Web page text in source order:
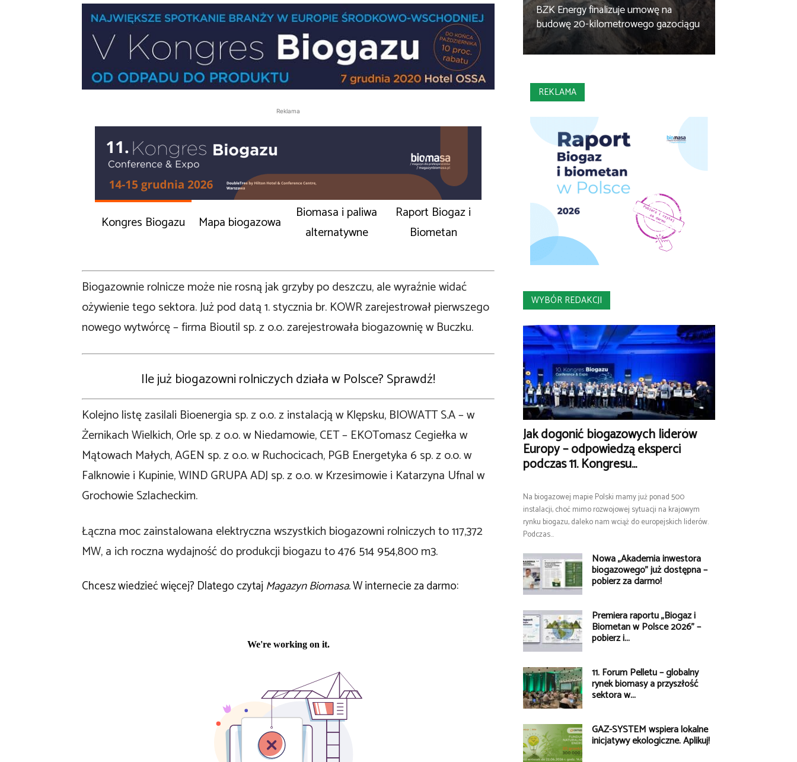
Reklama
Kongres Biogazu Mapa biogazowa
Biomasa i paliwa
alternatywne
Raport Biogaz i
Biometan
Biogazownie rolnicze może nie rosną jak grzyby po deszczu, ale wyraźnie widać
ożywienie tego sektora. Już pod datą 1. stycznia br. KOWR zarejestrował pierwszego
nowego wytwórcę – firma Bioutil sp. z o.o. zarejestrowała biogazownię w Buczku.
Ile już biogazowni rolniczych działa w Polsce? Sprawdź!
Kolejno listę zasilali Bioenergia sp. z o.o. z instalacją w Klępsku, BIOWATT S.A – w
Żernikach Wielkich, Orle sp. z o.o. w Niedamowie, CET – EKOTomasz Cegiełka w
Mątowach Małych, AGEN sp. z o.o. w Ruchocicach, PGB Energetyka 6 sp. z o.o. w
Falknowie i Kupinie, WIND GRUPA ADJ sp. z o.o. w Krzesimowie i Katarzyna Ufnal w
Grochowie Szlacheckim.
Łączna moc zainstalowana elektryczna wszystkich biogazowni rolniczych to 117,372
MW, a ich roczna wydajność do produkcji biogazu to 476 514 954,800 m3.
Chcesz wiedzieć więcej? Dlatego czytajMagazyn Biomasa.W internecie za darmo:
BZK Energy finalizuje umowę na
budowę 20-kilometrowego gazociągu
REKLAMA
WYBÓR REDAKCJI
Jak dogonić biogazowych liderów
Europy – odpowiedzą eksperci
podczas 11. Kongresu...
Na biogazowej mapie Polski mamy już ponad 500
instalacji, choć mimo rozwojowej sytuacji na krajowym
rynku biogazu, daleko nam wciąż do europejskich liderów.
Podczas...
Nowa „Akademia inwestora
biogazowego” już dostępna –
pobierz za darmo!
Premiera raportu „Biogaz i
Biometan w Polsce 2026” –
pobierz i...
11. Forum Pelletu – globalny
rynek biomasy a przyszłość
sektora w...
GAZ-SYSTEM wspiera lokalne
inicjatywy ekologiczne. Aplikuj!